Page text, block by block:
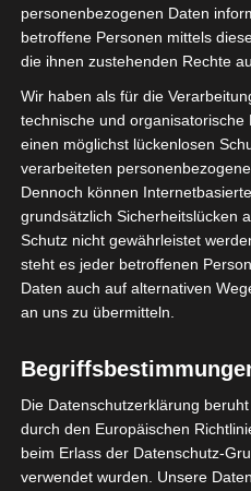
25 Jan.
Meisterschaft
- Ligue 2 -
de
Union
personenbezogenen Daten
betroffene Personen mittels
die ihnen zustehenden Rechte
Wir haben als für die
technische und
einen möglichst lückenlosen
verarbeiteten
Dennoch können
grundsätzlich Sicherheitslücken
Schutz nicht gewährleistet
steht es jeder betroffenen
Daten auch auf alternativen
an uns zu übermitteln.
Die Datenschutzerklärung
durch den Europäischen
beim Erlass der Datenschutz-
verwendet wurden. Unsere